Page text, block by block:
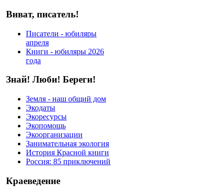
Виват, писатель!
Писатели - юбиляры
апреля
Книги - юбиляры 2026
года
Знай! Люби! Береги!
Земля - наш общий дом
Экодаты
Экоресурсы
Экопомощь
Экоорганизации
Занимательная экология
История Красной книги
Россия: 85 приключений
Краеведение